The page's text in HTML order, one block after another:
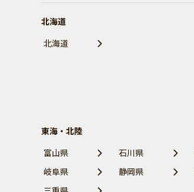
北海道
北海道
東海・北陸
富山県
石川県
岐阜県
静岡県